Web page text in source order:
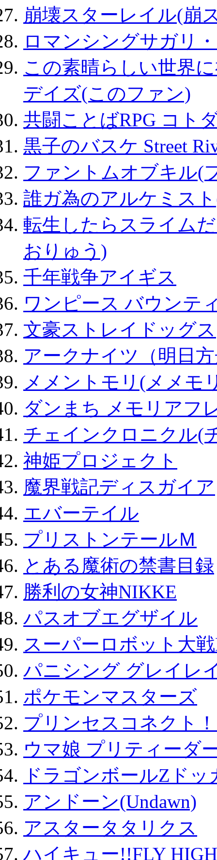
崩壊スターレイル(崩
ロマンシングサガリ
この素晴らしい世界
デイズ(このファン)
共闘ことばRPG コト
黒子のバスケ Street
ファントムオブキル(
誰ガ為のアルケミス
転生したらスライム
おりゅう)
千年戦争アイギス
ワンピース バウンテ
文豪ストレイドッグス
アークナイツ（明日
メメントモリ(メメモ
ダンまち メモリアフ
チェインクロニクル(
神姫プロジェクト
魔界戦記ディスガイア
エバーテイル
プリストンテールＭ
とある魔術の禁書目録
勝利の女神NIKKE
パスオブエグザイル
スーパーロボット大
パニシング グレイレ
ポケモンマスターズ
プリンセスコネクト
ウマ娘 プリティーダ
ドラゴンボールZド
アンドーン(Undawn)
アスタータタリクス
ハイキュー!!FLY HIGH